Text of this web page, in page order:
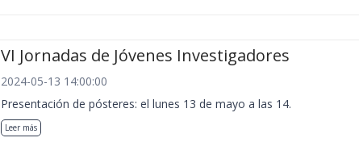
VI Jornadas de Jóvenes Investigadores
2024-05-13 14:00:00
Presentación de pósteres: el lunes 13 de mayo a las 14.
Leer más